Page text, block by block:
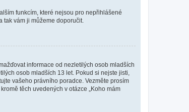
funkcím, které nejsou pro nepřihlášené
vám ji můžeme doporučit.
informace od nezletilých osob mladších
osob mladších 13 let. Pokud si nejste jisti,
vašeho právního poradce. Vezměte prosím
těch uvedených v otázce „Koho mám